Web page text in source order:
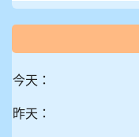
今天：
昨天：